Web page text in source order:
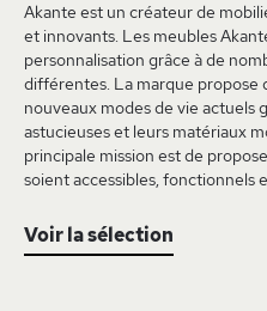
Akante est un créateur de
et innovants. Les meubles
personnalisation grâce à de
différentes. La marque propose
nouveaux modes de vie actuels
astucieuses et leurs matériaux
principale mission est de
soient accessibles, fonctionnels
Voir la sélection